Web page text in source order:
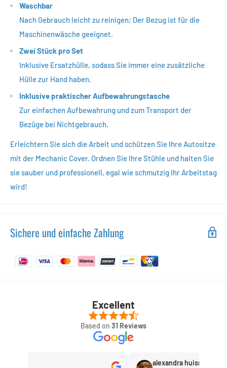
Waschbar
Nach Gebrauch leicht zu reinigen; Der Bezug ist für die
Maschinenwäsche geeignet.
Zwei Stück pro Set
Inklusive Ersatzhülle, sodass Sie immer eine zusätzliche
Hülle zur Hand haben.
Inklusive praktischer Aufbewahrungstasche
Zur einfachen Aufbewahrung und zum Transport der
Bezüge bei Nichtgebrauch.
Erleichtern Sie sich die Arbeit und schützen Sie Ihre Autositze
mit der Mechanic Cover. Ordnen Sie Ihre Stühle und halten Sie
sie sauber und professionell, egal wie schmutzig Ihr Arbeitstag
wird!
Sichere und einfache Zahlung
Excellent
Based on 31 Reviews
alexandra huisman